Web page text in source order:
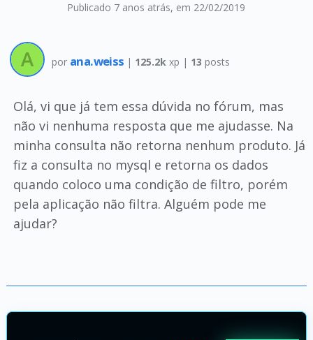
Publicado 7 anos atrás, em 22/02/2019
por ana.weiss | 125.2k xp | 13 posts
Olá, vi que já tem essa dúvida no fórum, mas
não vi nenhuma resposta que me ajudasse. Na
minha consulta não retorna nenhum produto. Já
fiz a consulta no mysql e retorna os dados
quando coloco uma condição de filtro, porém
pela aplicação não filtra. Alguém pode me
ajudar?